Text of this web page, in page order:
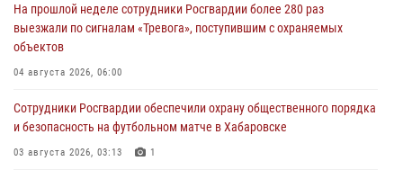
На прошлой неделе сотрудники Росгвардии более 280 раз
выезжали по сигналам «Тревога», поступившим с охраняемых
объектов
04 августа 2026, 06:00
Сотрудники Росгвардии обеспечили охрану общественного порядка
и безопасность на футбольном матче в Хабаровске
03 августа 2026, 03:13 1